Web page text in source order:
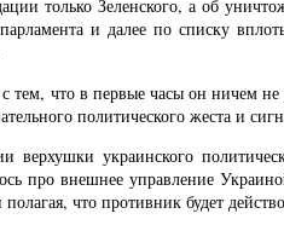
только Зеленского, а об
парламента и далее по списку
тем, что в первые часы он ничем
политического жеста и
верхушки украинского
про внешнее управление
что противник будет